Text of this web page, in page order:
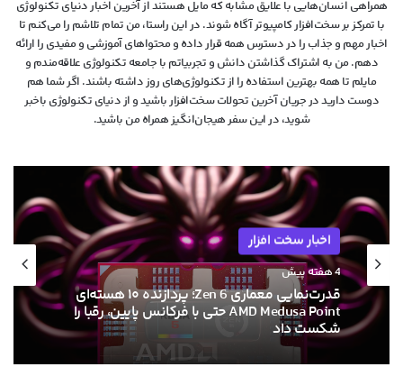
همراهی انسان‌هایی با علایق مشابه که مایل هستند از آخرین اخبار دنیای تکنولوژی
با تمرکز بر سخت‌افزار کامپیوتر آگاه شوند. در این راستا، من تمام تلاشم را می‌کنم تا
اخبار مهم و جذاب را در دسترس همه قرار داده و محتواهای آموزشی و مفیدی را ارائه
دهم. من به اشتراک گذاشتن دانش و تجربیاتم با جامعه تکنولوژی علاقه‌مندم و
مایلم تا همه بهترین استفاده را از تکنولوژی‌های روز داشته باشند. اگر شما هم
دوست دارید در جریان آخرین تحولات سخت‌افزار باشید و از دنیای تکنولوژی‌ باخبر
شوید، در این سفر هیجان‌انگیز همراه من باشید.
اخبار سخت افزار
4 هفته پیش
قدرت‌نمایی معماری Zen 6؛ پردازنده ۱۰ هسته‌ای
AMD Medusa Point حتی با فرکانس پایین، رقبا را
شکست داد
اخبار سخت افزار
۱۳ خرداد ۱۴۰۵